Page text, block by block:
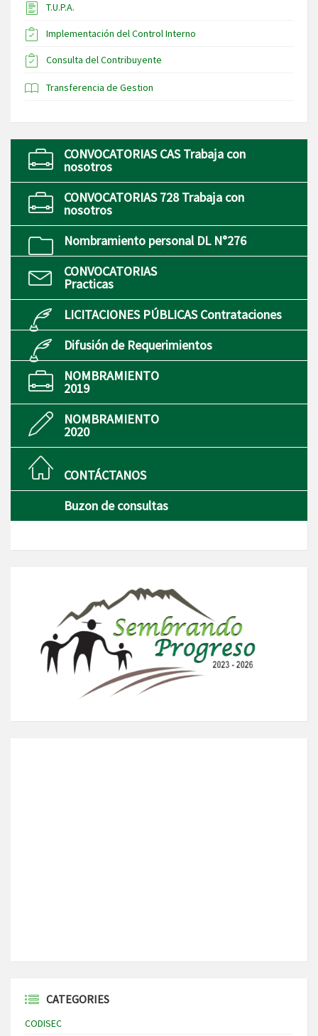
T.U.P.A.
Implementación del Control Interno
Consulta del Contribuyente
Transferencia de Gestion
CONVOCATORIAS CAS Trabaja con
nosotros
CONVOCATORIAS 728 Trabaja con
nosotros
Nombramiento personal DL N°276
CONVOCATORIAS
Practicas
LICITACIONES PÚBLICAS Contrataciones
Difusión de Requerimientos
NOMBRAMIENTO
2019
NOMBRAMIENTO
2020
CONTÁCTANOS
Buzon de consultas
CATEGORIES
CODISEC